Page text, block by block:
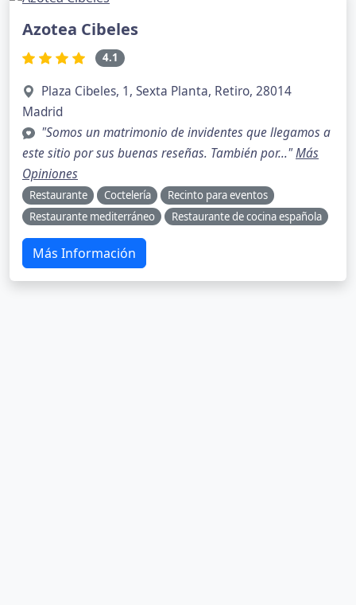
Azotea Cibeles
4.1
Plaza Cibeles, 1, Sexta Planta, Retiro, 28014
Madrid
"Somos un matrimonio de invidentes que llegamos a
este sitio por sus buenas reseñas. También por..."Más
Opiniones
Restaurante Coctelería
Recinto para eventos
Restaurante mediterráneo
Restaurante de cocina española
Más Información